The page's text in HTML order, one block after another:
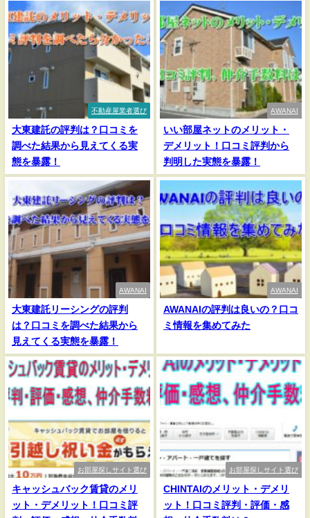
不動産屋業者選び
大東建託の評判は？口コミを
調べた結果から見えてくる実
態を暴露！
AWANAI
いい部屋ネットのメリット・
デメリット！口コミ評判から
判明した実態を暴露！
AWANAI
大東建託リーシングの評判
は？口コミを調べた結果から
見えてくる実態を暴露！
AWANAI
AWANAIの評判は良いの？口コ
ミ情報を集めてみた
お部屋探しサイト選び
キャッシュバック賃貸のメリ
ット・デメリット！口コミ評
お部屋探しサイト選び
CHINTAIのメリット・デメリ
ット！口コミ評判・評価・感